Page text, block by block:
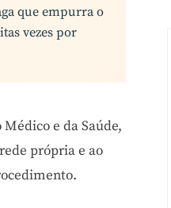
que empurra o
vezes por
e da Saúde,
própria e ao